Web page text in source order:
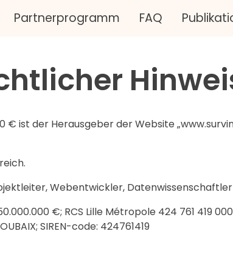
Partnerprogramm FAQ
ist der Herausgeber der Website
Webentwickler, Datenwissenschaftler
€; RCS Lille Métropole 424 761 419
SIREN-code: 424761419